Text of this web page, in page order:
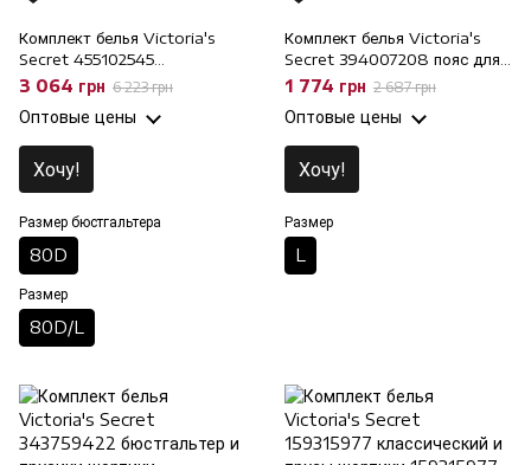
Комплект белья Victoria's
Secret 455102545
классический и трусы танга,
80D/L, 80D
3 064 грн 6 223 грн
Оптовые цены
Хочу!
Размер бюстгальтера
80D
Размер
80D/L
Комплект белья Victoria's
Secret 394007208 пояс для
чулок и трусы танга, L
1 774 грн 2 687 грн
Оптовые цены
Хочу!
Размер
L